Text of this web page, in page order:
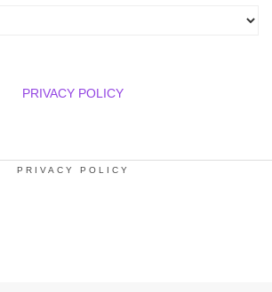
PRIVACY POLICY
PRIVACY POLICY